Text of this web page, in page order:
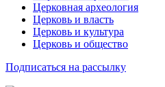
Церковная археология
Церковь и власть
Церковь и культура
Церковь и общество
Подписаться на рассылку